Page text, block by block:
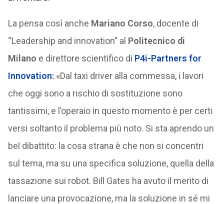
La pensa così anche Mariano Corso, docente di
“Leadership and innovation” al Politecnico di
Milano e direttore scientifico di P4i-Partners for
Innovation:«Dal taxi driver alla commessa, i lavori
che oggi sono a rischio di sostituzione sono
tantissimi, e l’operaio in questo momento è per certi
versi soltanto il problema più noto. Si sta aprendo un
bel dibattito: la cosa strana è che non si concentri
sul tema, ma su una specifica soluzione, quella della
tassazione sui robot. Bill Gates ha avuto il merito di
lanciare una provocazione, ma la soluzione in sé mi